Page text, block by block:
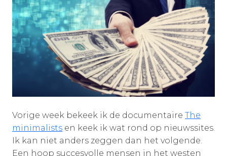
Vorige week bekeek ik de documentaire The
minimalists en keek ik wat rond op nieuwssites.
Ik kan niet anders zeggen dan het volgende.
Een hoop succesvolle mensen in het westen